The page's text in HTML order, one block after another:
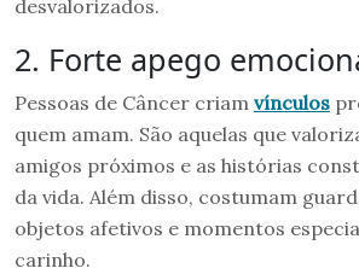
desvalorizados.
2. Forte apego
Pessoas de Câncer criam vínculos
quem amam. São aquelas que
amigos próximos e as histórias
da vida. Além disso, costumam
objetos afetivos e momentos
carinho.